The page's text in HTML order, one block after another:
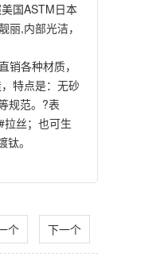
国ASTM日本
丽,内部光洁，
各种材质，
特点是：无砂
规范。?表
丝；也可生
。
个 下一个